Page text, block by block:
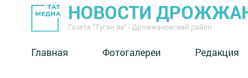
НОВОСТИ
Газета "Туган як" - Дрожжановский район
Главная Фотогалереи Редакция